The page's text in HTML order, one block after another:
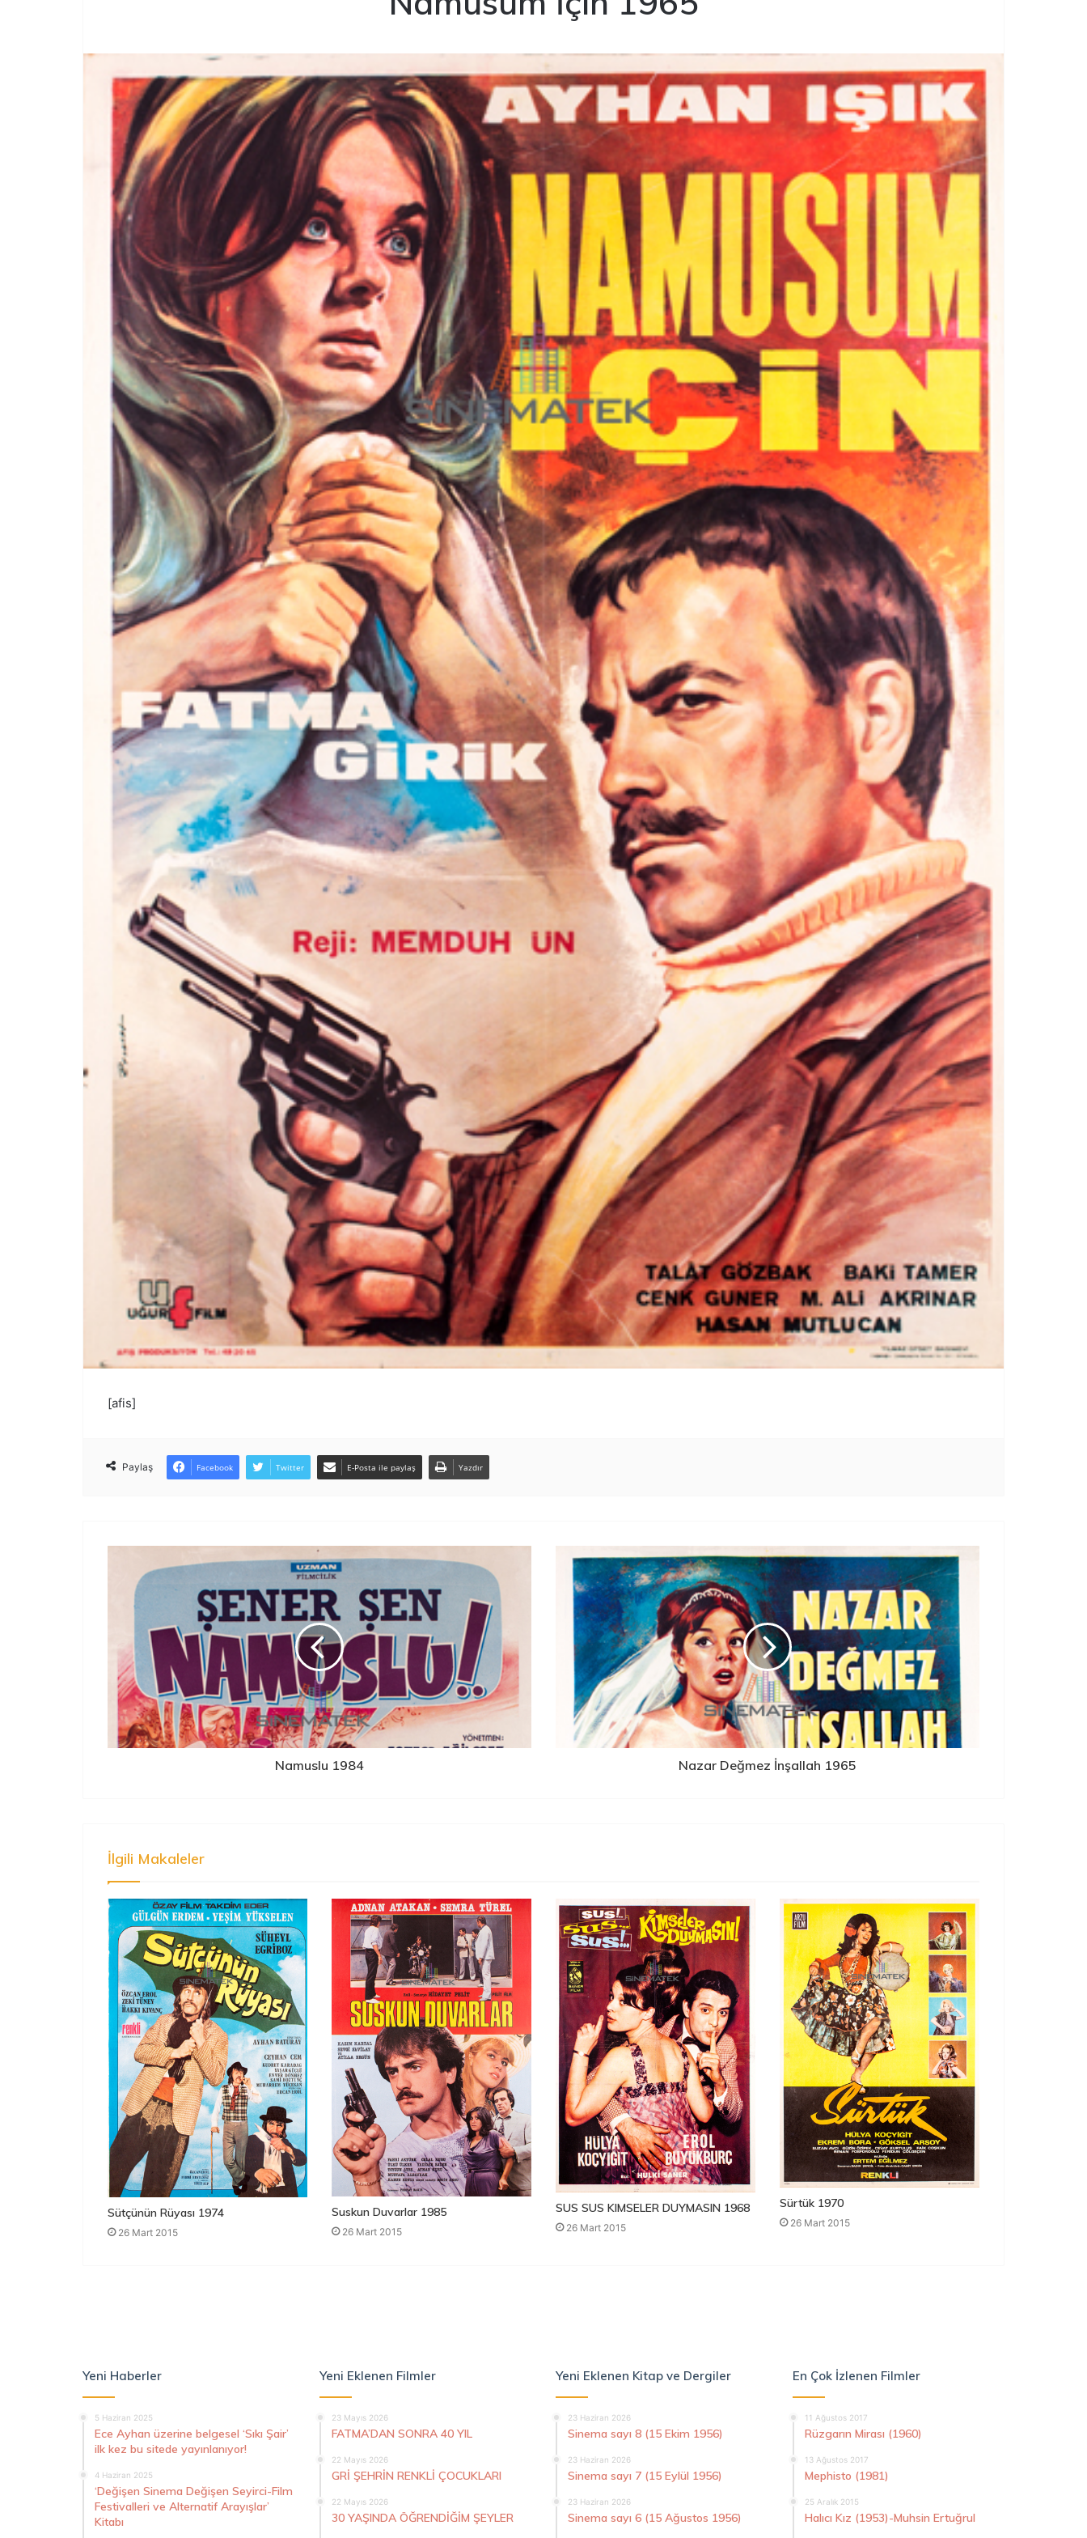
[afis]
Paylaş Facebook Twitter E-Posta ile paylaş Yazdır
Namuslu 1984 Nazar Değmez İnşallah 1965
İlgili Makaleler
Sütçünün Rüyası 1974
26 Mart 2015
Suskun Duvarlar 1985
26 Mart 2015
SUS SUS KIMSELER DUYMASIN 1968
26 Mart 2015
Sürtük 1970
26 Mart 2015
Yeni Haberler
5 Haziran 2025
Ece Ayhan üzerine belgesel ‘Sıkı Şair’
ilk kez bu sitede yayınlanıyor!
4 Haziran 2025
‘Değişen Sinema Değişen Seyirci-Film
Festivalleri ve Alternatif Arayışlar’
Kitabı
Yeni Eklenen Filmler
23 Mayıs 2026
FATMA’DAN SONRA 40 YIL
22 Mayıs 2026
GRİ ŞEHRİN RENKLİ ÇOCUKLARI
22 Mayıs 2026
30 YAŞINDA ÖĞRENDİĞİM ŞEYLER
Yeni Eklenen Kitap ve Dergiler
23 Haziran 2026
Sinema sayı 8 (15 Ekim 1956)
23 Haziran 2026
Sinema sayı 7 (15 Eylül 1956)
23 Haziran 2026
Sinema sayı 6 (15 Ağustos 1956)
En Çok İzlenen Filmler
11 Ağustos 2017
Rüzgarın Mirası (1960)
13 Ağustos 2017
Mephisto (1981)
25 Aralık 2015
Halıcı Kız (1953)-Muhsin Ertuğrul